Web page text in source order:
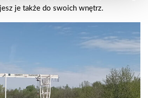
je także do swoich wnętrz.